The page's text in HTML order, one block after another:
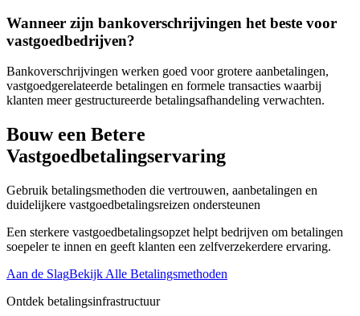
Wanneer zijn bankoverschrijvingen het beste voor
vastgoedbedrijven?
Bankoverschrijvingen werken goed voor grotere aanbetalingen,
vastgoedgerelateerde betalingen en formele transacties waarbij
klanten meer gestructureerde betalingsafhandeling verwachten.
Bouw een Betere
Vastgoedbetalingservaring
Gebruik betalingsmethoden die vertrouwen, aanbetalingen en
duidelijkere vastgoedbetalingsreizen ondersteunen
Een sterkere vastgoedbetalingsopzet helpt bedrijven om betalingen
soepeler te innen en geeft klanten een zelfverzekerdere ervaring.
Aan de SlagBekijk Alle Betalingsmethoden
Ontdek betalingsinfrastructuur